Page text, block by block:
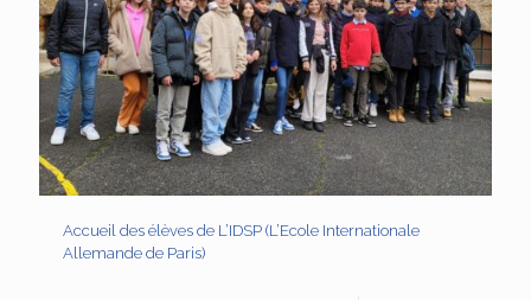
Accueil des élèves de L’IDSP (L’Ecole Internationale
Allemande de Paris)